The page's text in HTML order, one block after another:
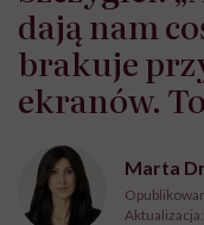
dają nam
brakuje
ekranów.
Marta
Aktualizacja: